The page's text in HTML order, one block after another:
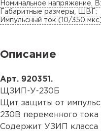
Номинальное напряжение, В:
Габаритные размеры, ШВГ:
Импульсный ток (10/350
Описание
Арт. 920351.
ЩЗИП-У-230Б
Щит защиты от
230В переменного
Содержит УЗИП класса